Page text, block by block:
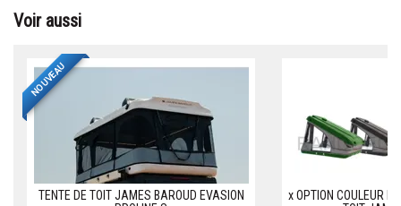
Voir aussi
NOUVEAU
TENTE DE TOIT JAMES BAROUD EVASION
x OPTION COULEUR